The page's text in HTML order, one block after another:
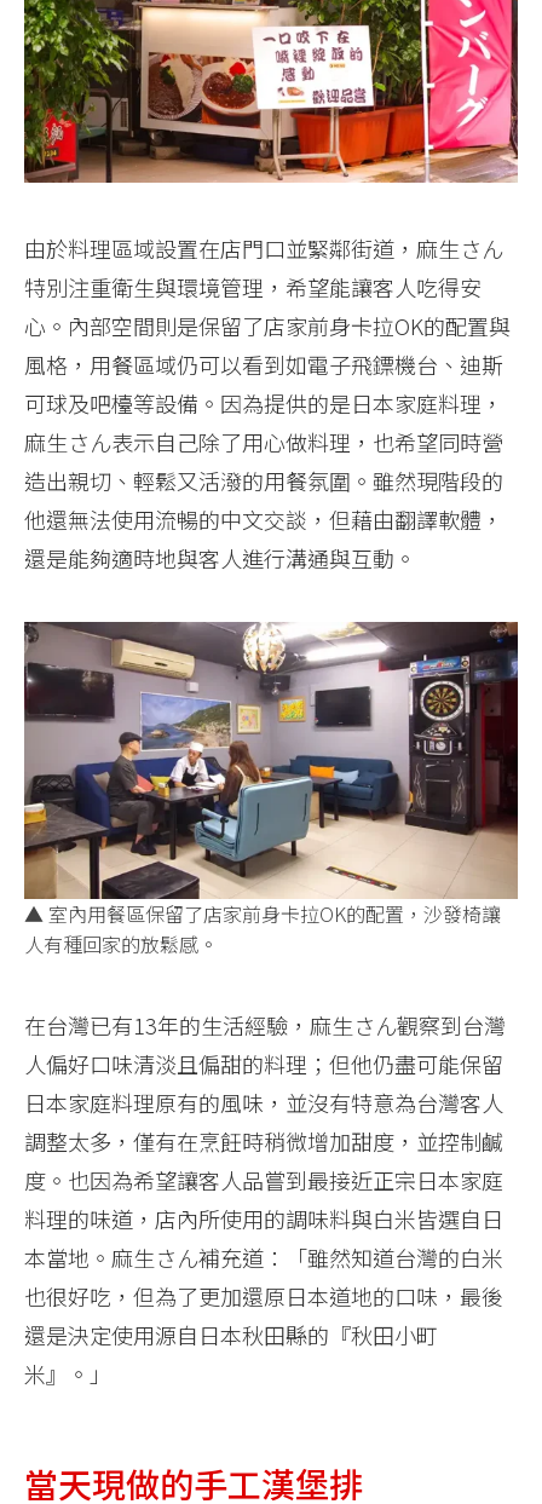
由於料理區域設置在店門口並緊鄰街道，麻生さん
特別注重衛生與環境管理，希望能讓客人吃得安
心。內部空間則是保留了店家前身卡拉OK的配置與
風格，用餐區域仍可以看到如電子飛鏢機台、迪斯
可球及吧檯等設備。因為提供的是日本家庭料理，
麻生さん表示自己除了用心做料理，也希望同時營
造出親切、輕鬆又活潑的用餐氛圍。雖然現階段的
他還無法使用流暢的中文交談，但藉由翻譯軟體，
還是能夠適時地與客人進行溝通與互動。
▲ 室內用餐區保留了店家前身卡拉OK的配置，沙發椅讓
人有種回家的放鬆感。
在台灣已有13年的生活經驗，麻生さん觀察到台灣
人偏好口味清淡且偏甜的料理；但他仍盡可能保留
日本家庭料理原有的風味，並沒有特意為台灣客人
調整太多，僅有在烹飪時稍微增加甜度，並控制鹹
度。也因為希望讓客人品嘗到最接近正宗日本家庭
料理的味道，店內所使用的調味料與白米皆選自日
本當地。麻生さん補充道：「雖然知道台灣的白米
也很好吃，但為了更加還原日本道地的口味，最後
還是決定使用源自日本秋田縣的『秋田小町
米』。」
當天現做的手工漢堡排